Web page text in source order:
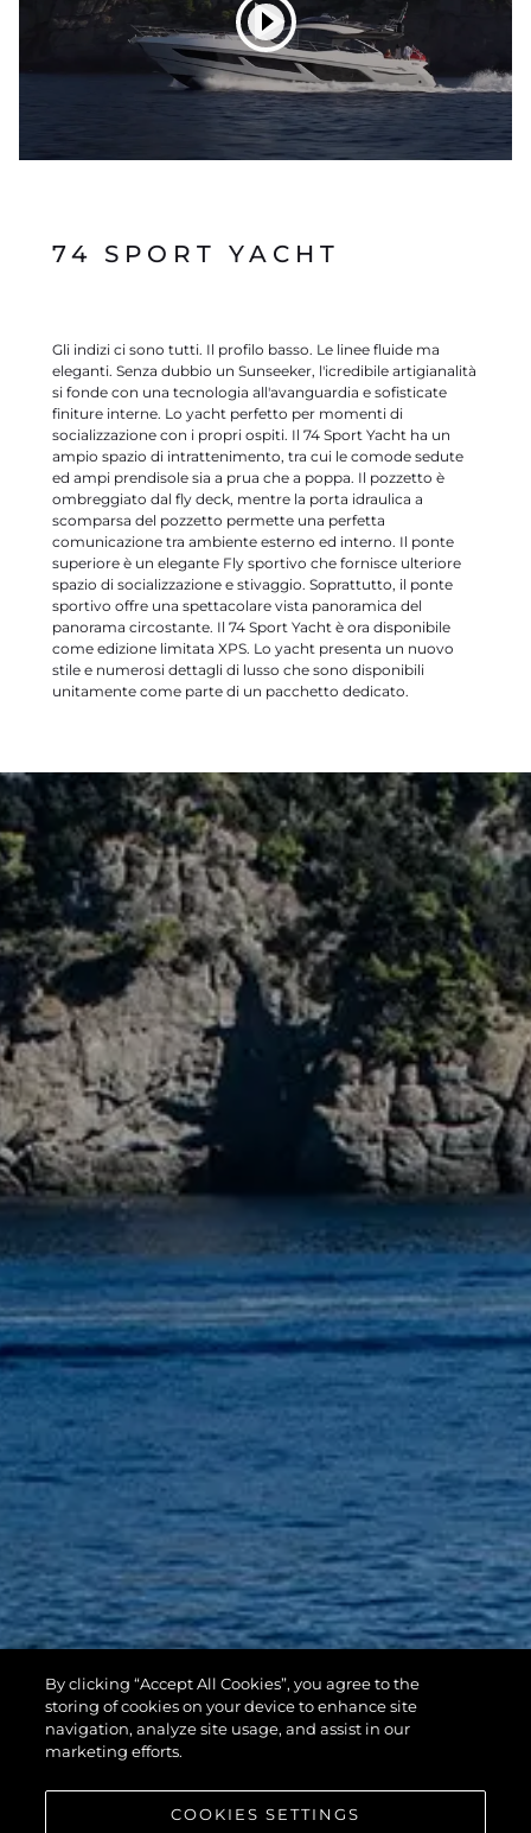
74 SPORT YACHT
Gli indizi ci sono tutti. Il profilo basso. Le linee fluide ma
eleganti. Senza dubbio un Sunseeker, l'icredibile artigianalità
si fonde con una tecnologia all'avanguardia e sofisticate
finiture interne. Lo yacht perfetto per momenti di
socializzazione con i propri ospiti. Il 74 Sport Yacht ha un
ampio spazio di intrattenimento, tra cui le comode sedute
ed ampi prendisole sia a prua che a poppa. Il pozzetto è
ombreggiato dal fly deck, mentre la porta idraulica a
scomparsa del pozzetto permette una perfetta
comunicazione tra ambiente esterno ed interno. Il ponte
superiore è un elegante Fly sportivo che fornisce ulteriore
spazio di socializzazione e stivaggio. Soprattutto, il ponte
sportivo offre una spettacolare vista panoramica del
panorama circostante. Il 74 Sport Yacht è ora disponibile
come edizione limitata XPS. Lo yacht presenta un nuovo
stile e numerosi dettagli di lusso che sono disponibili
unitamente come parte di un pacchetto dedicato.
By clicking “Accept All Cookies”, you agree to the
storing of cookies on your device to enhance site
navigation, analyze site usage, and assist in our
marketing efforts.
COOKIES SETTINGS